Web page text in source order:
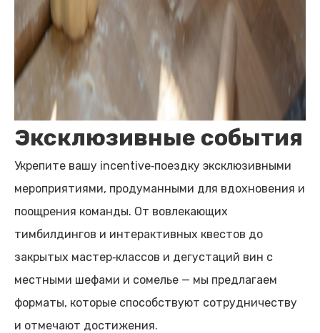
Эксклюзивные события
Укрепите вашу incentive‑поездку эксклюзивными
мероприятиями, продуманными для вдохновения и
поощрения команды. От вовлекающих
тимбилдингов и интерактивных квестов до
закрытых мастер‑классов и дегустаций вин с
местными шефами и сомелье — мы предлагаем
форматы, которые способствуют сотрудничеству
и отмечают достижения.